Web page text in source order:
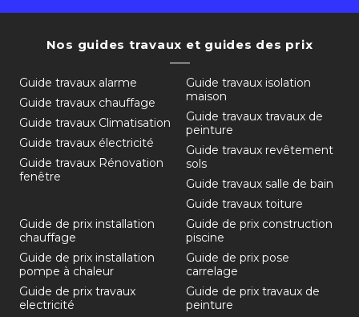
Nos guides travaux et guides des prix
Guide travaux alarme
Guide travaux chauffage
Guide travaux Climatisation
Guide travaux électricité
Guide travaux Rénovation
fenêtre
Guide travaux isolation
maison
Guide travaux travaux de
peinture
Guide travaux revêtement
sols
Guide travaux salle de bain
Guide travaux toiture
Guide de prix installation
chauffage
Guide de prix installation
pompe à chaleur
Guide de prix travaux
electricité
Guide de prix construction
piscine
Guide de prix pose
carrelage
Guide de prix travaux de
peinture